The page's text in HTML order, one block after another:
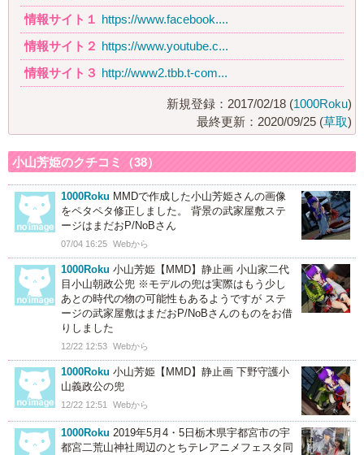
情報サイト１ https://www.facebook....
情報サイト２ https://www.youtube.c...
情報サイト３ http://www2.tbb.t-com...
新規登録：2017/02/18 (1000Roku)
最終更新：2020/09/25 (草取)
小山芳姫のクチコミ（38）
1000Roku MMDで作成した小山芳姫さんの画像
をペタペタ修正しました。 背景の武家屋敷ステ
ージはまだおP/NoBさん
07/04 16:25 Webから
1000Roku 小山芳姫【MMD】静止画 小山家二代
目小山朝政公兜 ※モデルの兜は実際はもう少し
あとの時代の物の可能性もあるようですが ステ
ージの武家屋敷はまだおP/NoBさんのものをお借
りしました
12/22 12:53 Webから
1000Roku 小山芳姫【MMD】静止画 下野守護小
山義政公の兜
12/22 12:51 Webから
1000Roku 2019年5月4・5日栃木県宇都宮市の宇
都宮二荒山神社周辺のとちテレアニメフェスタ同